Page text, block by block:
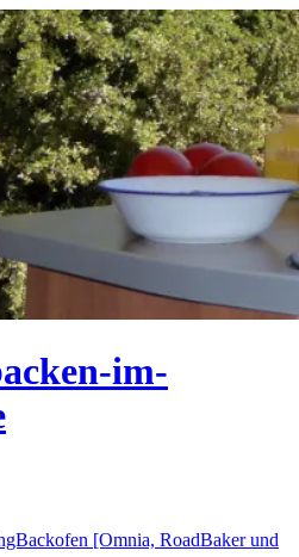
im-
[Omnia, RoadBaker und